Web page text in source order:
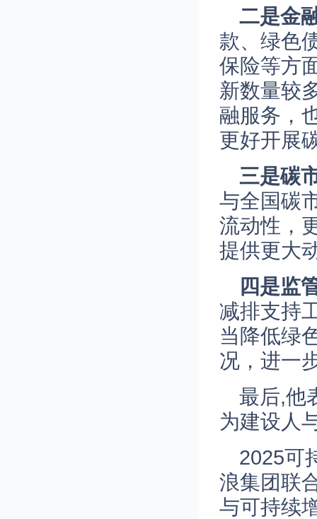
二是金
款、绿色
保险等方
新数量较
融服务，
更好开展
三是碳
与全国碳
流动性，
提供更大
四是监
减排支持
当降低绿
况，进一
最后,他
为建设人
2025可
浪集团联
与可持续